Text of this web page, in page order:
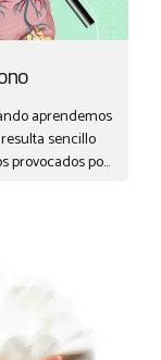
aprendemos
sencillo
provocados por
cilios o
el aire que
que
con iones
vibratoria,
como son el